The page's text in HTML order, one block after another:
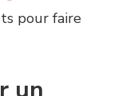
pour faire